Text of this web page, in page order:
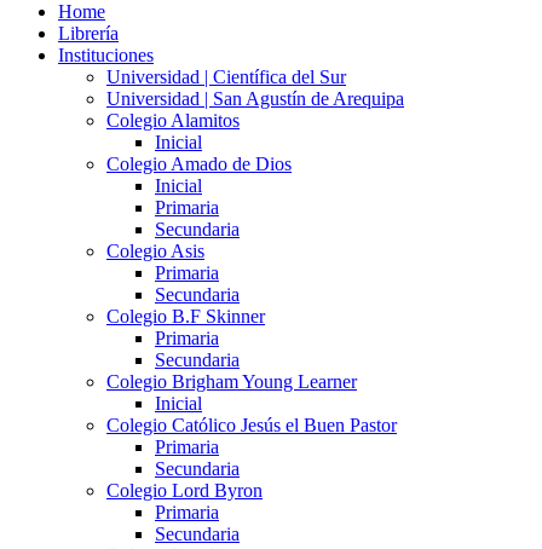
Home
Librería
Instituciones
Universidad | Científica del Sur
Universidad | San Agustín de Arequipa
Colegio Alamitos
Inicial
Colegio Amado de Dios
Inicial
Primaria
Secundaria
Colegio Asis
Primaria
Secundaria
Colegio B.F Skinner
Primaria
Secundaria
Colegio Brigham Young Learner
Inicial
Colegio Católico Jesús el Buen Pastor
Primaria
Secundaria
Colegio Lord Byron
Primaria
Secundaria